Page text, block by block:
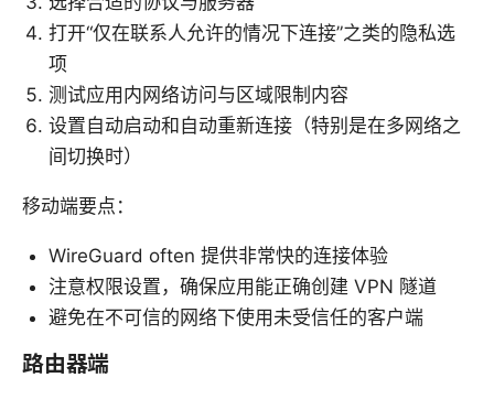
打开“仅在联系人允许的情况下连接”之类的隐私选
项
测试应用内网络访问与区域限制内容
设置自动启动和自动重新连接（特别是在多网络之
间切换时）
移动端要点：
WireGuard often 提供非常快的连接体验
注意权限设置，确保应用能正确创建 VPN 隧道
避免在不可信的网络下使用未受信任的客户端
路由器端